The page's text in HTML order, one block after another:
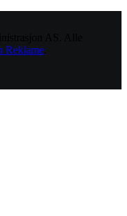
Reklame